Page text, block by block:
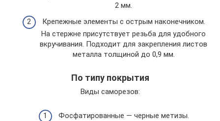
2 мм.
Крепежные элементы с острым наконечником.
На стержне присутствует резьба для удобного
вкручивания. Подходит для закрепления листов
металла толщиной до 0,9 мм.
По типу покрытия
Виды саморезов:
Фосфатированные — черные метизы.